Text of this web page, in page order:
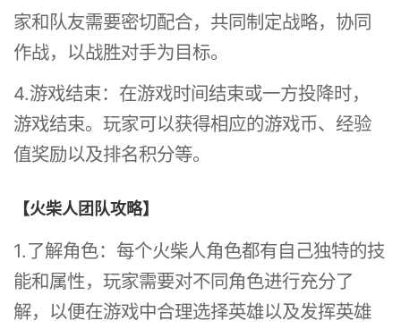
家和队友需要密切配合，共同制定战略，协同
作战，以战胜对手为目标。
4.游戏结束：在游戏时间结束或一方投降时，
游戏结束。玩家可以获得相应的游戏币、经验
值奖励以及排名积分等。
【火柴人团队攻略】
1.了解角色：每个火柴人角色都有自己独特的技
能和属性，玩家需要对不同角色进行充分了
解，以便在游戏中合理选择英雄以及发挥英雄